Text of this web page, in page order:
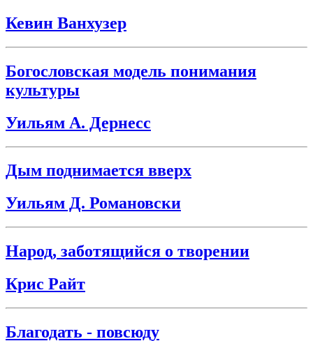
Кевин Ванхузер
Богословская модель понимания
культуры
Уильям А. Дернесс
Дым поднимается вверх
Уильям Д. Романовски
Народ, заботящийся о творении
Крис Райт
Благодать - повсюду